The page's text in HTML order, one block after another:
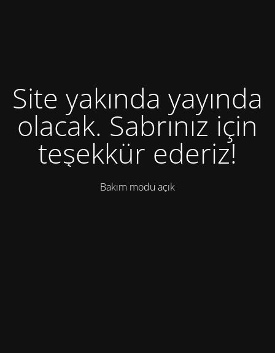
Site yakında yayında
olacak. Sabrınız için
teşekkür ederiz!
Bakım modu açık